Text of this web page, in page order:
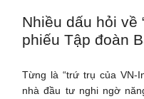
Nhiều dấu hỏi về
phiếu Tập đoàn
Từng là “trứ trụ của VN-
nhà đầu tư nghi ngờ